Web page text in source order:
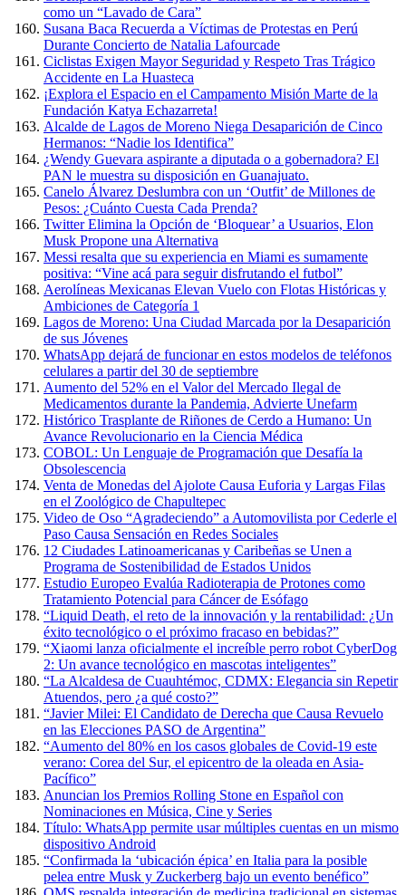
como un “Lavado de Cara”
Susana Baca Recuerda a Víctimas de Protestas en Perú
Durante Concierto de Natalia Lafourcade
Ciclistas Exigen Mayor Seguridad y Respeto Tras Trágico
Accidente en La Huasteca
¡Explora el Espacio en el Campamento Misión Marte de la
Fundación Katya Echazarreta!
Alcalde de Lagos de Moreno Niega Desaparición de Cinco
Hermanos: “Nadie los Identifica”
¿Wendy Guevara aspirante a diputada o a gobernadora? El
PAN le muestra su disposición en Guanajuato.
Canelo Álvarez Deslumbra con un ‘Outfit’ de Millones de
Pesos: ¿Cuánto Cuesta Cada Prenda?
Twitter Elimina la Opción de ‘Bloquear’ a Usuarios, Elon
Musk Propone una Alternativa
Messi resalta que su experiencia en Miami es sumamente
positiva: “Vine acá para seguir disfrutando el futbol”
Aerolíneas Mexicanas Elevan Vuelo con Flotas Históricas y
Ambiciones de Categoría 1
Lagos de Moreno: Una Ciudad Marcada por la Desaparición
de sus Jóvenes
WhatsApp dejará de funcionar en estos modelos de teléfonos
celulares a partir del 30 de septiembre
Aumento del 52% en el Valor del Mercado Ilegal de
Medicamentos durante la Pandemia, Advierte Unefarm
Histórico Trasplante de Riñones de Cerdo a Humano: Un
Avance Revolucionario en la Ciencia Médica
COBOL: Un Lenguaje de Programación que Desafía la
Obsolescencia
Venta de Monedas del Ajolote Causa Euforia y Largas Filas
en el Zoológico de Chapultepec
Video de Oso “Agradeciendo” a Automovilista por Cederle el
Paso Causa Sensación en Redes Sociales
12 Ciudades Latinoamericanas y Caribeñas se Unen a
Programa de Sostenibilidad de Estados Unidos
Estudio Europeo Evalúa Radioterapia de Protones como
Tratamiento Potencial para Cáncer de Esófago
“Liquid Death, el reto de la innovación y la rentabilidad: ¿Un
éxito tecnológico o el próximo fracaso en bebidas?”
“Xiaomi lanza oficialmente el increíble perro robot CyberDog
2: Un avance tecnológico en mascotas inteligentes”
“La Alcaldesa de Cuauhtémoc, CDMX: Elegancia sin Repetir
Atuendos, pero ¿a qué costo?”
“Javier Milei: El Candidato de Derecha que Causa Revuelo
en las Elecciones PASO de Argentina”
“Aumento del 80% en los casos globales de Covid-19 este
verano: Corea del Sur, el epicentro de la oleada en Asia-
Pacífico”
Anuncian los Premios Rolling Stone en Español con
Nominaciones en Música, Cine y Series
Título: WhatsApp permite usar múltiples cuentas en un mismo
dispositivo Android
“Confirmada la ‘ubicación épica’ en Italia para la posible
pelea entre Musk y Zuckerberg bajo un evento benéfico”